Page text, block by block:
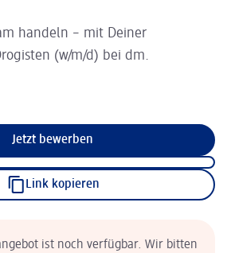
handeln – mit Deiner
(w/m/d) bei dm.
Jetzt bewerben
Link kopieren
ist noch verfügbar. Wir bitten